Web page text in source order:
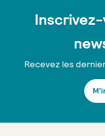
Recevez les